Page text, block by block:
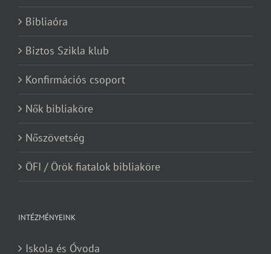
Bibliaóra
Biztos Szikla klub
Konfirmációs csoport
Nők bibliaköre
Nőszövetség
ÖFI / Örök fiatalok bibliaköre
INTÉZMÉNYEINK
Iskola és Óvoda